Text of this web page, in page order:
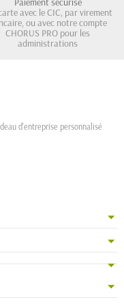
avec le CIC, par virement
ou avec notre compte
CHORUS PRO pour les
administrations
d'entreprise personnalisé